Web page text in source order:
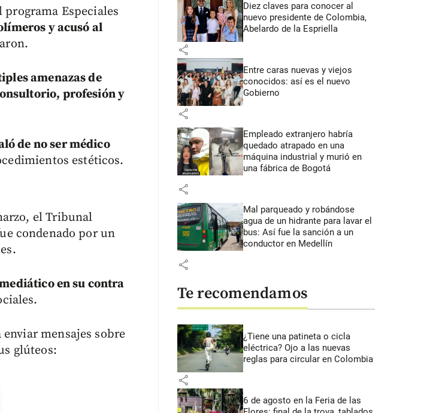
Especiales
y acusó al
amenazas de
profesión y
de no ser médico
estéticos.
el Tribunal
condenado por un
en su contra
mensajes sobre
glúteos:
Diez claves para conocer al
nuevo presidente de Colombia,
Abelardo de la Espriella
share
Entre caras nuevas y viejos
conocidos: así es el nuevo
Gobierno
share
Empleado extranjero habría
quedado atrapado en una
máquina industrial y murió en
una fábrica de Bogotá
share
Mal parqueado y robándose
agua de un hidrante para lavar el
bus: Así fue la sanción a un
conductor en Medellín
share
Te recomendamos
¿Tiene una patineta o cicla
eléctrica? Ojo a las nuevas
reglas para circular en Colombia
share
6 de agosto en la Feria de las